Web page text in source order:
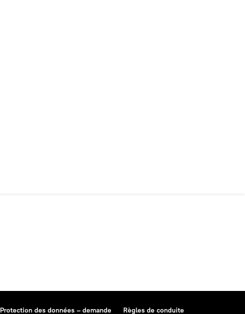
Protection des données – demande Règles de conduite